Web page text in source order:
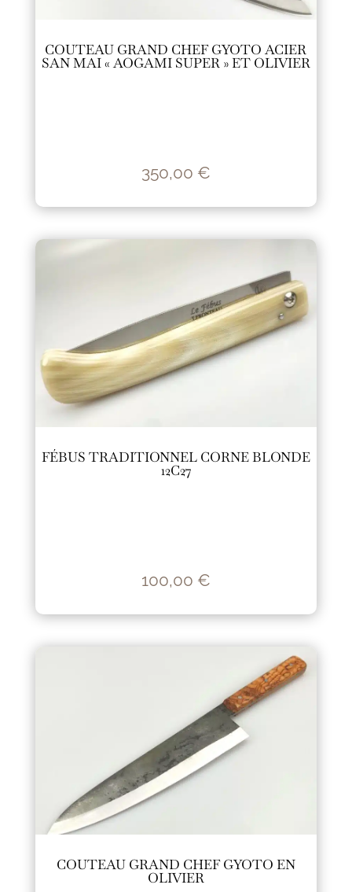
COUTEAU GRAND CHEF GYOTO ACIER
SAN MAI « AOGAMI SUPER » ET OLIVIER
350,00 €
FÉBUS TRADITIONNEL CORNE BLONDE
12C27
100,00 €
COUTEAU GRAND CHEF GYOTO EN
OLIVIER